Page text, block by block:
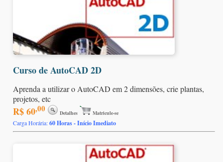
Curso de AutoCAD 2D
Aprenda a utilizar o AutoCAD em 2 dimensões, crie plantas,
projetos, etc
R$ 60,00 Detalhes Matricule-se
Carga Horária:60 Horas - Início Imediato